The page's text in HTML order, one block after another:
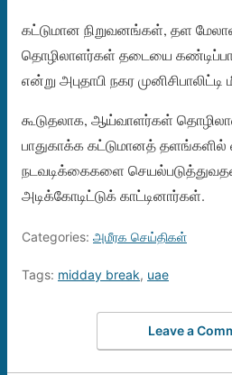
கட்டுமான நிறுவனங்கள், தள
தொழிலாளர்கள் தடையை
என்று அபுதாபி நகர
கூடுதலாக, ஆய்வாளர்கள்
பாதுகாக்க கட்டுமானத் தளங்களில்
நடவடிக்கைகளை
அடிக்கோடிட்டுக் காட்டினார்கள்.
Categories: அமீரக செய்திகள்
Tags: midday break, uae
Leave a